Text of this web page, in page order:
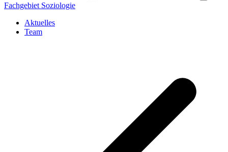
Fachgebiet Soziologie
Aktuelles
Team